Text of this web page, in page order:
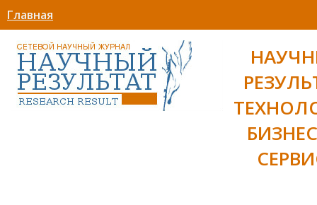
Главная